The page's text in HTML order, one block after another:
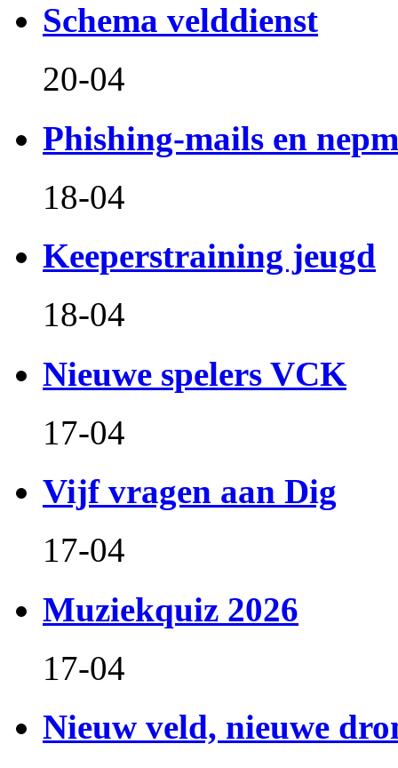
Schema velddienst
20-04
Phishing-mails en
18-04
Keeperstraining jeugd
18-04
Nieuwe spelers VCK
17-04
Vijf vragen aan Dig
17-04
Muziekquiz 2026
17-04
Nieuw veld, nieuwe